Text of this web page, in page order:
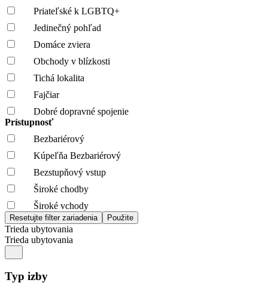
Priateľské k LGBTQ+
Jedinečný pohľad
Domáce zviera
Obchody v blízkosti
Tichá lokalita
Fajčiar
Dobré dopravné spojenie
Prístupnosť
Bezbariérový
Kúpeľňa Bezbariérový
Bezstupňový vstup
Široké chodby
Široké vchody
Trieda ubytovania
Trieda ubytovania
Typ izby